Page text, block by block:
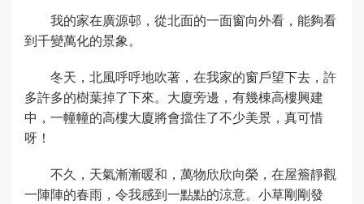
我的家在廣源邨，從北面的一面窗向外看，能夠看
到千變萬化的景象。
冬天，北風呼呼地吹著，在我家的窗戶望下去，許
多許多的樹葉掉了下來。大廈旁邊，有幾棟高樓興建
中，一幢幢的高樓大廈將會擋住了不少美景，真可惜
呀！
不久，天氣漸漸暖和，萬物欣欣向榮，在屋簷靜觀
一陣陣的春雨，令我感到一點點的涼意。小草剛剛發